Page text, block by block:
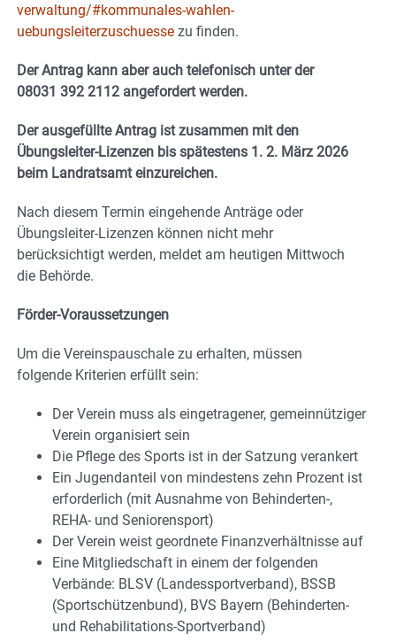
verwaltung/#kommunales-wahlen-
uebungsleiterzuschuesse zu finden.
Der Antrag kann aber auch telefonisch unter der
08031 392 2112 angefordert werden.
Der ausgefüllte Antrag ist zusammen mit den
Übungsleiter-Lizenzen bis spätestens 1. 2. März 2026
beim Landratsamt einzureichen.
Nach diesem Termin eingehende Anträge oder
Übungsleiter-Lizenzen können nicht mehr
berücksichtigt werden, meldet am heutigen Mittwoch
die Behörde.
Förder-Voraussetzungen
Um die Vereinspauschale zu erhalten, müssen
folgende Kriterien erfüllt sein:
Der Verein muss als eingetragener, gemeinnütziger
Verein organisiert sein
Die Pflege des Sports ist in der Satzung verankert
Ein Jugendanteil von mindestens zehn Prozent ist
erforderlich (mit Ausnahme von Behinderten-,
REHA- und Seniorensport)
Der Verein weist geordnete Finanzverhältnisse auf
Eine Mitgliedschaft in einem der folgenden
Verbände: BLSV (Landessportverband), BSSB
(Sportschützenbund), BVS Bayern (Behinderten-
und Rehabilitations-Sportverband)